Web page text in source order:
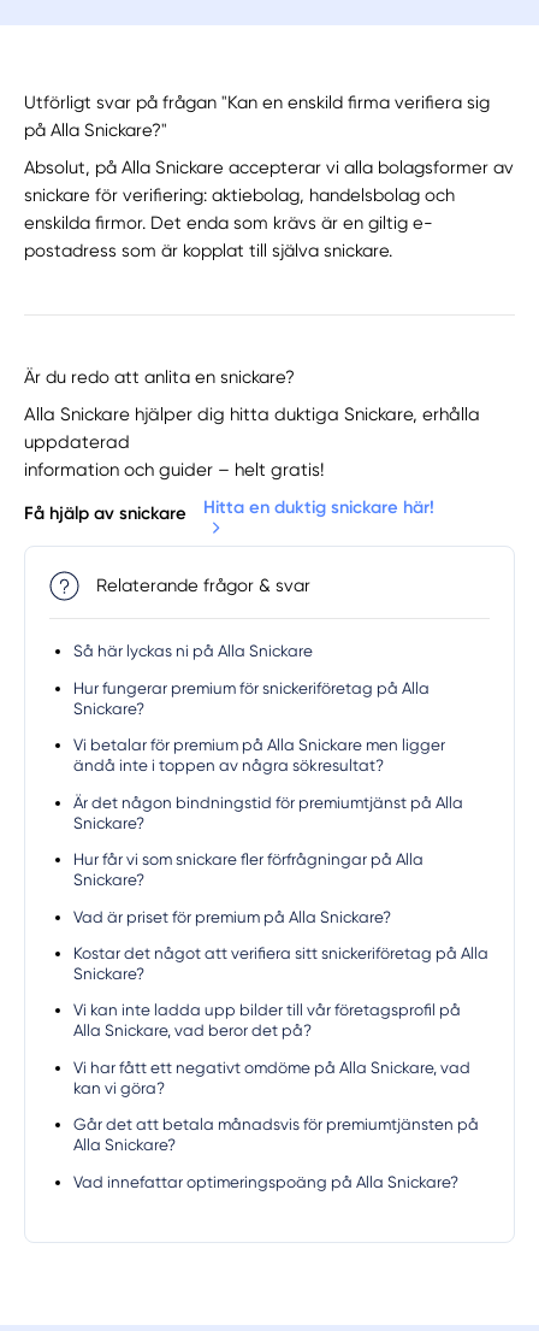
Utförligt svar på frågan "Kan en enskild firma verifiera sig
på Alla Snickare?"
Absolut, på Alla Snickare accepterar vi alla bolagsformer av
snickare för verifiering: aktiebolag, handelsbolag och
enskilda firmor. Det enda som krävs är en giltig e-
postadress som är kopplat till själva snickare.
Är du redo att anlita en snickare?
Alla Snickare hjälper dig hitta duktiga Snickare, erhålla
uppdaterad
information och guider – helt gratis!
Få hjälp av snickare Hitta en duktig snickare här!
Relaterande frågor & svar
Så här lyckas ni på Alla Snickare
Hur fungerar premium för snickeriföretag på Alla
Snickare?
Vi betalar för premium på Alla Snickare men ligger
ändå inte i toppen av några sökresultat?
Är det någon bindningstid för premiumtjänst på Alla
Snickare?
Hur får vi som snickare fler förfrågningar på Alla
Snickare?
Vad är priset för premium på Alla Snickare?
Kostar det något att verifiera sitt snickeriföretag på Alla
Snickare?
Vi kan inte ladda upp bilder till vår företagsprofil på
Alla Snickare, vad beror det på?
Vi har fått ett negativt omdöme på Alla Snickare, vad
kan vi göra?
Går det att betala månadsvis för premiumtjänsten på
Alla Snickare?
Vad innefattar optimeringspoäng på Alla Snickare?